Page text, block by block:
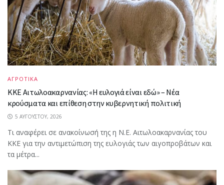
ΑΓΡΟΤΙΚΑ
ΚΚΕ Αιτωλοακαρνανίας: «Η ευλογιά είναι εδώ» – Νέα
κρούσματα και επίθεση στην κυβερνητική πολιτική
5 ΑΥΓΟΎΣΤΟΥ, 2026
Τι αναφέρει σε ανακοίνωσή της η Ν.Ε. Αιτωλοακαρνανίας του
ΚΚΕ για την αντιμετώπιση της ευλογιάς των αιγοπροβάτων και
τα μέτρα...